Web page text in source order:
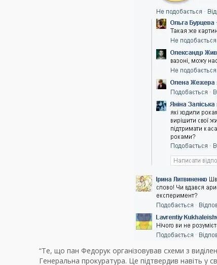
“Те, що пан Федорук організовував схеми з
Генеральна прокуратура. Це підтвердив навіть у